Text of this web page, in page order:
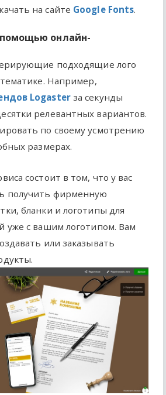
на сайте Google Fonts.
помощью онлайн-
подходящие лого
Например,
Logasterза секунды
релевантных вариантов.
по своему усмотрению
размерах.
состоит в том, что у вас
получить фирменную
бланки и логотипы для
уже с вашим логотипом. Вам
или заказывать